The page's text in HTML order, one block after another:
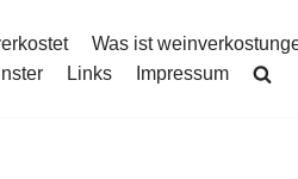
Was ist
Links Impressum